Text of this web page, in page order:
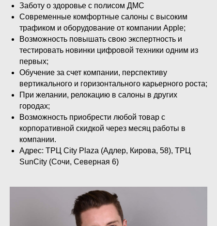
Заботу о здоровье с полисом ДМС
Современные комфортные салоны с высоким
трафиком и оборудование от компании Apple;
Возможность повышать свою экспертность и
тестировать новинки цифровой техники одним из
первых;
Обучение за счет компании, перспективу
вертикального и горизонтального карьерного роста;
При желании, релокацию в салоны в других
городах;
Возможность приобрести любой товар с
корпоративной скидкой через месяц работы в
компании.
Адрес: ТРЦ City Plaza (Адлер, Кирова, 58), ТРЦ
SunCity (Сочи, Северная 6)